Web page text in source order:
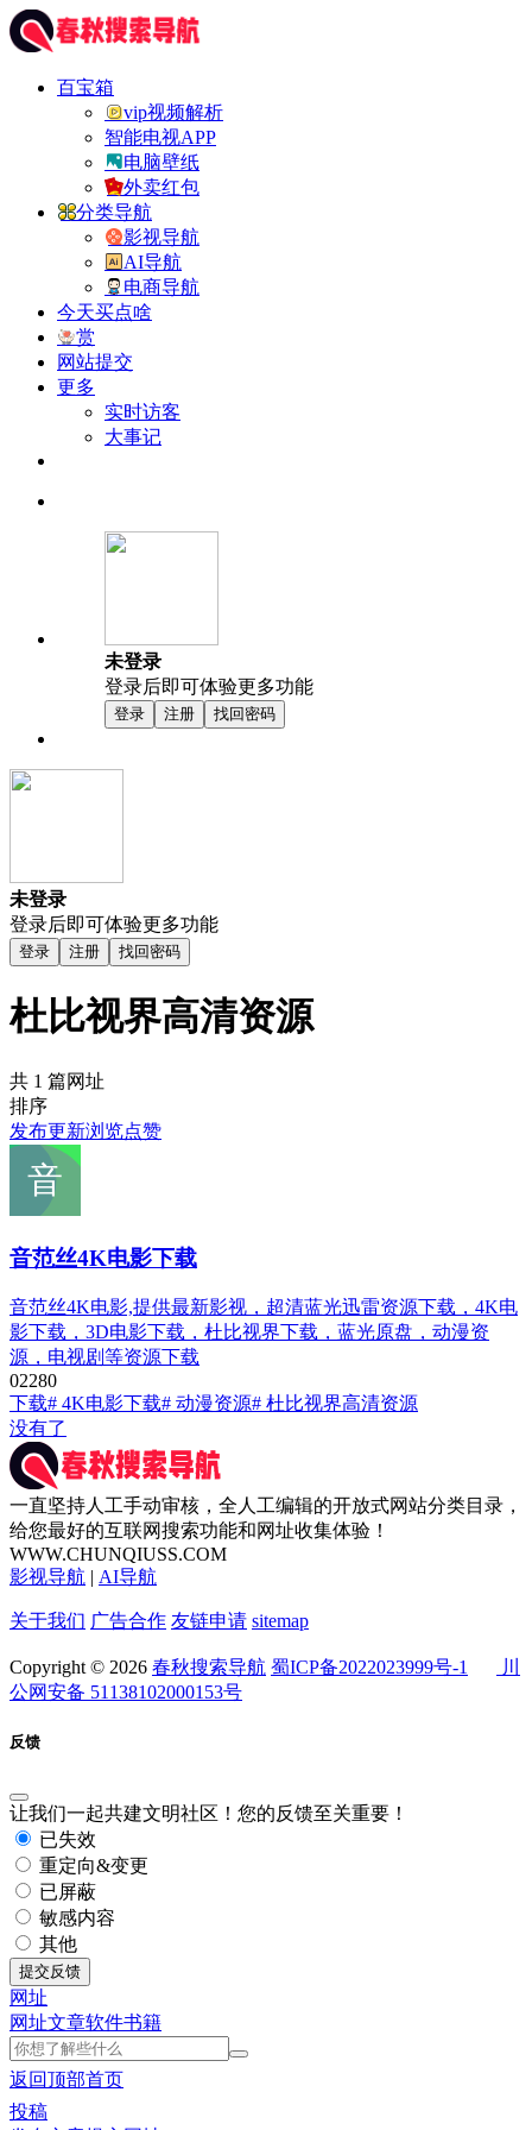
百宝箱
vip视频解析
智能电视APP
电脑壁纸
外卖红包
分类导航
影视导航
AI导航
电商导航
今天买点啥
赏
网站提交
更多
实时访客
大事记
未登录
登录后即可体验更多功能
登录 注册 找回密码
未登录
登录后即可体验更多功能
登录 注册 找回密码
杜比视界高清资源
共 1 篇网址
排序
发布更新浏览点赞
音范丝4K电影下载
音范丝4K电影,提供最新影视，超清蓝光迅雷资源下载，4K电
影下载，3D电影下载，杜比视界下载，蓝光原盘，动漫资
源，电视剧等资源下载
02280
下载# 4K电影下载# 动漫资源# 杜比视界高清资源
没有了
一直坚持人工手动审核，全人工编辑的开放式网站分类目录，
给您最好的互联网搜索功能和网址收集体验！
WWW.CHUNQIUSS.COM
影视导航 | AI导航
关于我们 广告合作 友链申请 sitemap
Copyright © 2026 春秋搜索导航 蜀ICP备2022023999号-1
川
公网安备 51138102000153号
反馈
让我们一起共建文明社区！您的反馈至关重要！
已失效
重定向&变更
已屏蔽
敏感内容
其他
提交反馈
网址
网址文章软件书籍
返回顶部首页
投稿